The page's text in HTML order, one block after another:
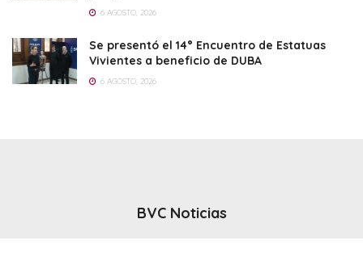
6 AGOSTO, 2026
Se presentó el 14° Encuentro de Estatuas
Vivientes a beneficio de DUBA
6 AGOSTO, 2026
BVC Noticias